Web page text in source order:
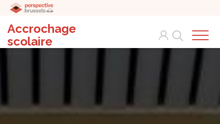
Accrochage
scolaire
Search